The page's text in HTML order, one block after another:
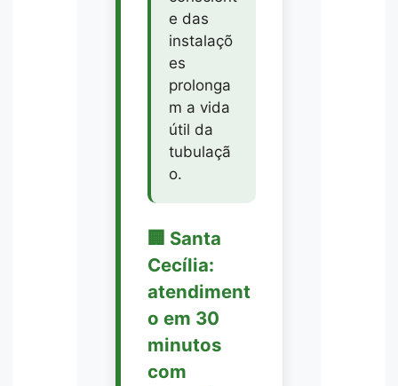
e das
instalaçõ
es
prolonga
m a vida
útil da
tubulaçã
o.
🏢 Santa
Cecília:
atendiment
o em 30
minutos
com